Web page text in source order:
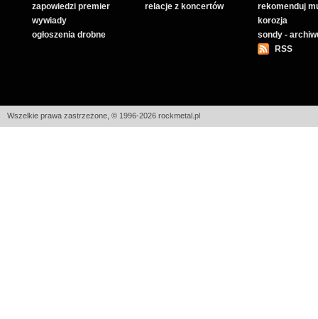
zapowiedzi premier
wywiady
ogłoszenia drobne
relacje z koncertów
rekomenduj
korozja
sondy -
RSS
Wszelkie prawa zastrzeżone, © 1996-2026 rockmetal.pl